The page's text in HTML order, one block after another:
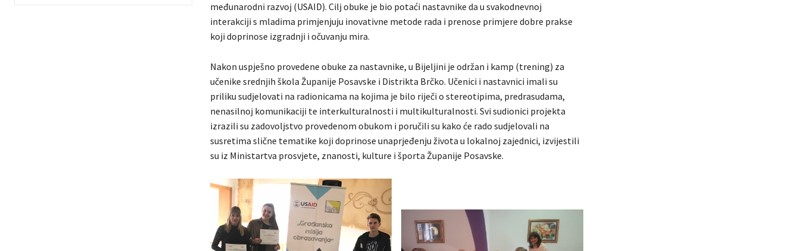
međunarodni razvoj (USAID). Cilj obuke je bio potaći nastavnike da u svakodnevnoj
interakciji s mladima primjenjuju inovativne metode rada i prenose primjere dobre prakse
koji doprinose izgradnji i očuvanju mira.
Nakon uspješno provedene obuke za nastavnike, u Bijeljini je održan i kamp (trening) za
učenike srednjih škola Županije Posavske i Distrikta Brčko. Učenici i nastavnici imali su
priliku sudjelovati na radionicama na kojima je bilo riječi o stereotipima, predrasudama,
nenasilnoj komunikaciji te interkulturalnosti i multikulturalnosti. Svi sudionici projekta
izrazili su zadovoljstvo provedenom obukom i poručili su kako će rado sudjelovali na
susretima slične tematike koji doprinose unaprjeđenju života u lokalnoj zajednici, izvijestili
su iz Ministartva prosvjete, znanosti, kulture i športa Županije Posavske.